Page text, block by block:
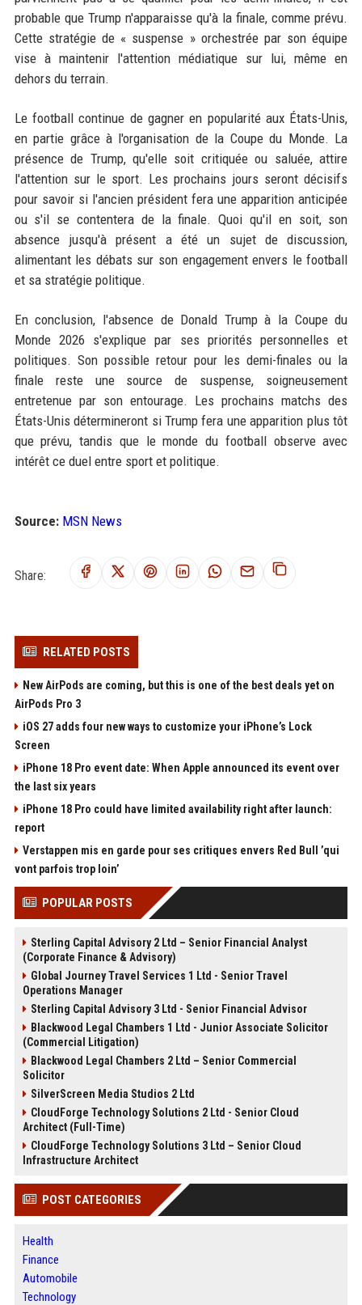
probable que Trump n'apparaisse qu'à la finale, comme prévu.
Cette stratégie de « suspense » orchestrée par son équipe
vise à maintenir l'attention médiatique sur lui, même en
dehors du terrain.
Le football continue de gagner en popularité aux États-Unis,
en partie grâce à l'organisation de la Coupe du Monde. La
présence de Trump, qu'elle soit critiquée ou saluée, attire
l'attention sur le sport. Les prochains jours seront décisifs
pour savoir si l'ancien président fera une apparition anticipée
ou s'il se contentera de la finale. Quoi qu'il en soit, son
absence jusqu'à présent a été un sujet de discussion,
alimentant les débats sur son engagement envers le football
et sa stratégie politique.
En conclusion, l'absence de Donald Trump à la Coupe du
Monde 2026 s'explique par ses priorités personnelles et
politiques. Son possible retour pour les demi-finales ou la
finale reste une source de suspense, soigneusement
entretenue par son entourage. Les prochains matchs des
États-Unis détermineront si Trump fera une apparition plus tôt
que prévu, tandis que le monde du football observe avec
intérêt ce duel entre sport et politique.
Source: MSN News
Share:
RELATED POSTS
New AirPods are coming, but this is one of the best deals yet on
AirPods Pro 3
iOS 27 adds four new ways to customize your iPhone’s Lock
Screen
iPhone 18 Pro event date: When Apple announced its event over
the last six years
iPhone 18 Pro could have limited availability right after launch:
report
Verstappen mis en garde pour ses critiques envers Red Bull ’qui
vont parfois trop loin’
POPULAR POSTS
Sterling Capital Advisory 2 Ltd – Senior Financial Analyst
(Corporate Finance & Advisory)
Global Journey Travel Services 1 Ltd - Senior Travel
Operations Manager
Sterling Capital Advisory 3 Ltd - Senior Financial Advisor
Blackwood Legal Chambers 1 Ltd - Junior Associate Solicitor
(Commercial Litigation)
Blackwood Legal Chambers 2 Ltd – Senior Commercial
Solicitor
SilverScreen Media Studios 2 Ltd
CloudForge Technology Solutions 2 Ltd - Senior Cloud
Architect (Full-Time)
CloudForge Technology Solutions 3 Ltd – Senior Cloud
Infrastructure Architect
POST CATEGORIES
Health
Finance
Automobile
Technology